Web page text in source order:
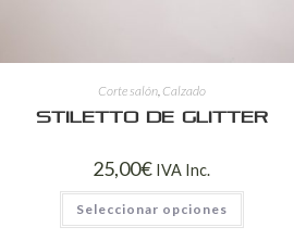
Corte salón, Calzado
Stiletto de glitter
25,00€ IVA Inc.
Seleccionar opciones